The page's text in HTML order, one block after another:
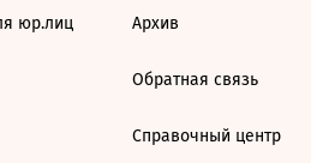
юр.лиц Архив
Обратная связь
Справочный центр